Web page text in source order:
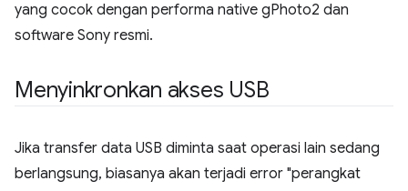
yang cocok dengan performa native gPhoto2 dan
software Sony resmi.
Menyinkronkan akses USB
Jika transfer data USB diminta saat operasi lain sedang
berlangsung, biasanya akan terjadi error "perangkat